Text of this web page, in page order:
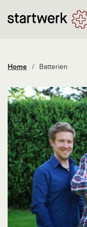
Home / Batterien